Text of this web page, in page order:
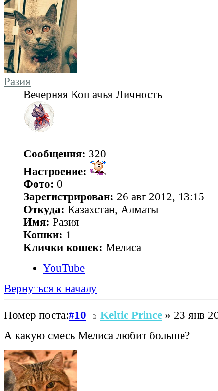
Разия
Вечерняя Кошачья Личность
Сообщения: 320
Настроение:
Фото: 0
Зарегистрирован: 26 авг 2012, 13:15
Откуда: Казахстан, Алматы
Имя: Разия
Кошки: 1
Клички кошек: Мелиса
YouTube
Вернуться к началу
Номер поста:#10 Keltic Prince » 23 янв
А какую смесь Мелиса любит больше?